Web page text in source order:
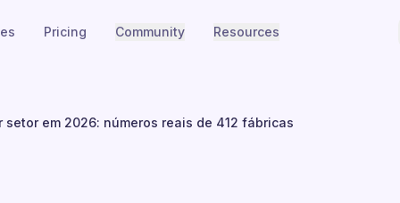
Pricing Community Resources
setor em 2026: números reais de 412 fábricas